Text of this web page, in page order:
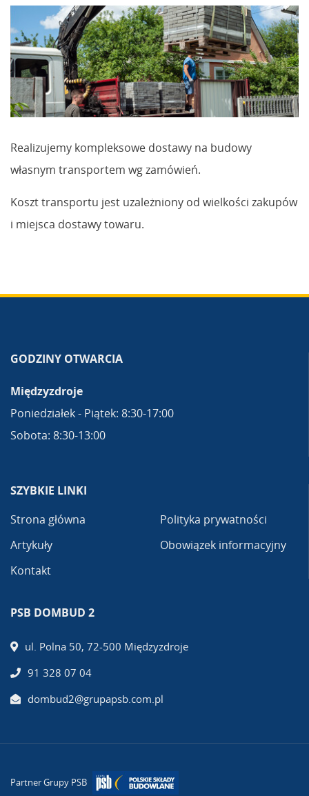
Realizujemy kompleksowe dostawy na budowy
własnym transportem wg zamówień.
Koszt transportu jest uzależniony od wielkości zakupów
i miejsca dostawy towaru.
GODZINY OTWARCIA
Międzyzdroje
Poniedziałek - Piątek: 8:30-17:00
Sobota: 8:30-13:00
SZYBKIE LINKI
Strona główna
Artykuły
Kontakt
Polityka prywatności
Obowiązek informacyjny
PSB DOMBUD 2
ul. Polna 50, 72-500 Międzyzdroje
91 328 07 04
dombud2@grupapsb.com.pl
Partner Grupy PSB